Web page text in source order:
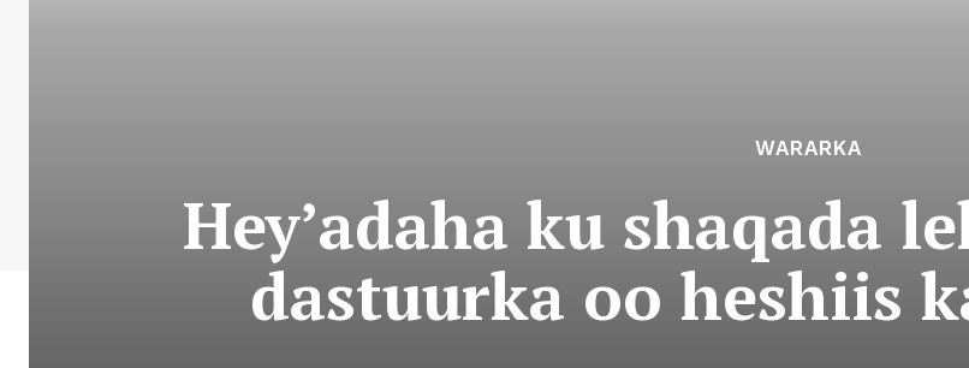
WARARKA
Hey’adaha ku shaqada
dastuurka oo heshiis